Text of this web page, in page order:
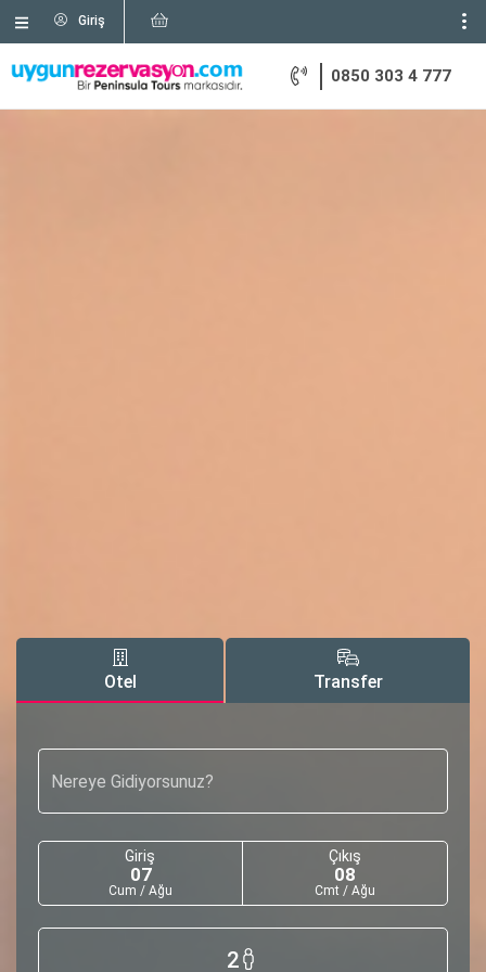
Giriş
0850 303 4 777
Otel Transfer
Nereye Gidiyorsunuz?
Giriş
07
Cum / Ağu
Çıkış
08
Cmt / Ağu
2